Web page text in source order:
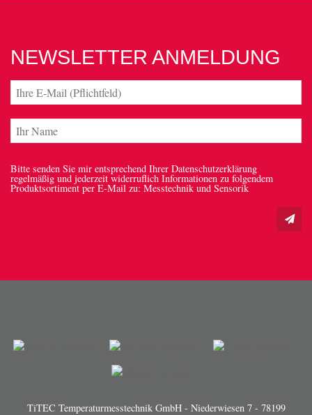
NEWSLETTER ANMELDUNG
Bitte senden Sie mir entsprechend Ihrer Datenschutzerklärung
regelmäßig und jederzeit widerruflich Informationen zu folgendem
Produktsortiment per E-Mail zu: Messtechnik und Sensorik
TiTEC Temperaturmesstechnik GmbH - Niederwiesen 7 - 78199